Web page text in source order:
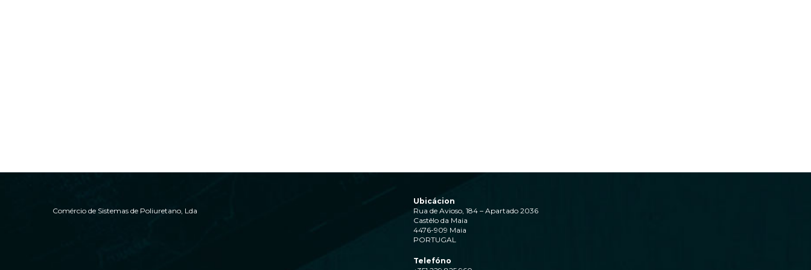
Comércio de Sistemas de Poliuretano, Lda
Ubicácion
Rua de Avioso, 184 – Apartado 2036
Castêlo da Maia
4476-909 Maia
PORTUGAL
Telefóno